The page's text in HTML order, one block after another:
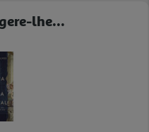
lhe...